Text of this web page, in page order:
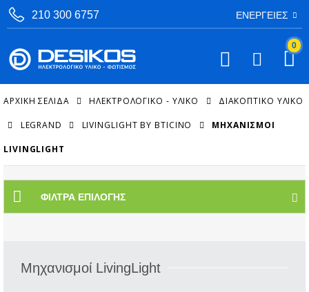
210 300 6757 ΕΝΈΡΓΕΙΕΣ
0
ΑΡΧΙΚΉ ΣΕΛΊΔΑ ΗΛΕΚΤΡΟΛΟΓΙΚΟ - ΥΛΙΚΟ ΔΙΑΚΟΠΤΙΚΌ ΥΛΙΚΌ
LEGRAND LIVINGLIGHT BY BTICINO ΜΗΧΑΝΙΣΜΟΊ
LIVINGLIGHT
ΦΊΛΤΡΑ ΕΠΙΛΟΓΉΣ
Μηχανισμοί LivingLight